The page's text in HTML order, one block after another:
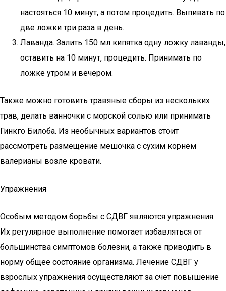
настояться 10 минут, а потом процедить. Выпивать по
две ложки три раза в день.
Лаванда. Залить 150 мл кипятка одну ложку лаванды,
оставить на 10 минут, процедить. Принимать по
ложке утром и вечером.
Также можно готовить травяные сборы из нескольких
трав, делать ванночки с морской солью или принимать
Гинкго Билоба. Из необычных вариантов стоит
рассмотреть размещение мешочка с сухим корнем
валерианы возле кровати.
Упражнения
Особым методом борьбы с СДВГ являются упражнения.
Их регулярное выполнение помогает избавляться от
большинства симптомов болезни, а также приводить в
норму общее состояние организма. Лечение СДВГ у
взрослых упражнения осуществляют за счет повышение